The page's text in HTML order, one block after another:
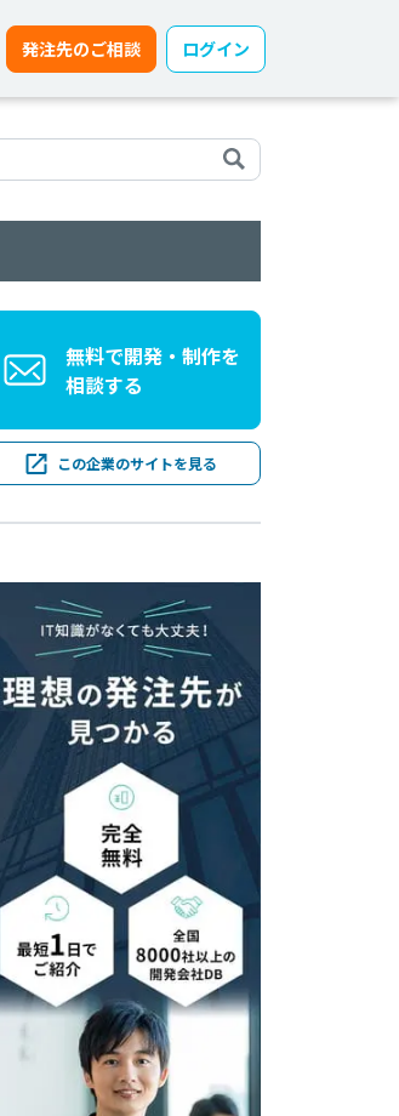
発注先のご相談 ログイン
無料で開発・制作を
相談する
この企業のサイトを見る